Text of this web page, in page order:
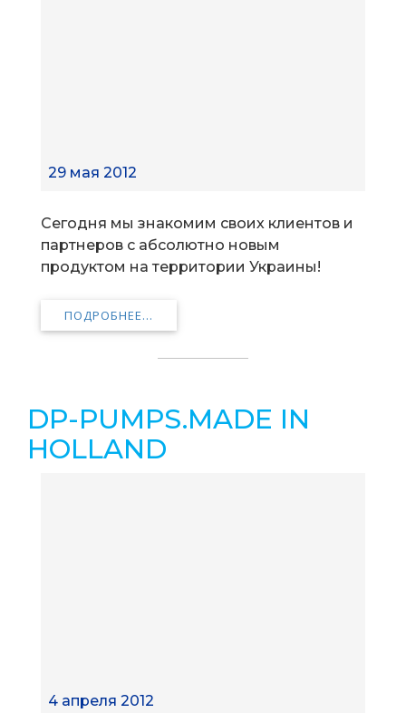
29 мая 2012
Сегодня мы знакомим своих клиентов и
партнеров с абсолютно новым
продуктом на территории Украины!
ПОДРОБНЕЕ...
DP-PUMPS.MADE IN
HOLLAND
4 апреля 2012